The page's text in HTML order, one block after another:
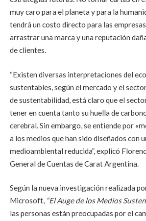
muy caro para el planeta y para la
tendrá un costo directo para las
arrastrar una marca y una reputación
de clientes.
“Existen diversas interpretaciones del
sustentables, según el mercado y el
de sustentabilidad, está claro que el
tener en cuenta tanto su huella de
cerebral. Sin embargo, se entiende por
a los medios que han sido diseñados con
medioambiental reducida”, explicó
General de Cuentas de Carat Argentina.
Según la nueva investigación realizada
Microsoft, “El Auge de los Medios
las personas están preocupadas por el